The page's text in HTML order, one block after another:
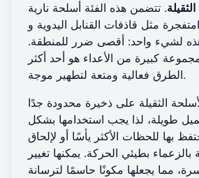
. تتضمن هذه الفئة أسلحة نارية
متفجرة مثل قاذفات القنابل اليدوية وR.P.G.s. تم تصميم
هذه لشيء واحد: أقصى ضرر للمنطقة.
كبيرة من الأعداء هو أحد أكثر
الطرق فعالية ومتعة لتطهير موجة.
الثقيلة على ذخيرة محدودة جدًا
طويلة، لذا يجب استخدامها بشكل
بها للحظات الأكثر يأسًا أو لإلحاق
بطيئي الحركة. يمكنها تغيير
مما يجعلها مكونًا حاسمًا لترسانة